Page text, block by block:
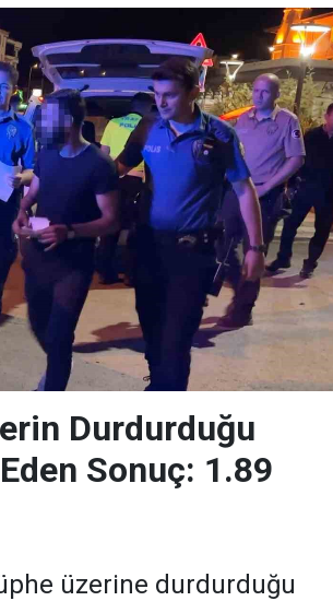
Durdurduğu
Sonuç: 1.89
üzerine durdurduğu